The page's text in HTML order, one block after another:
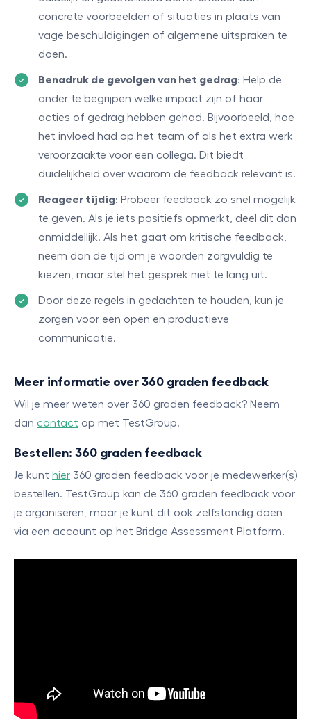
concrete voorbeelden of situaties in plaats van
vage beschuldigingen of algemene uitspraken te
doen.
Benadruk de gevolgen van het gedrag: Help de
ander te begrijpen welke impact zijn of haar
acties of gedrag hebben gehad. Bijvoorbeeld, hoe
het invloed had op het team of als het extra werk
veroorzaakte voor een collega. Dit biedt
duidelijkheid over waarom de feedback relevant is.
Reageer tijdig: Probeer feedback zo snel mogelijk
te geven. Als je iets positiefs opmerkt, deel dit dan
onmiddellijk. Als het gaat om kritische feedback,
neem dan de tijd om je woorden zorgvuldig te
kiezen, maar stel het gesprek niet te lang uit.
Door deze regels in gedachten te houden, kun je
zorgen voor een open en productieve
communicatie.
Meer informatie over 360 graden feedback
Wil je meer weten over 360 graden feedback? Neem
dan contact op met TestGroup.
Bestellen: 360 graden feedback
Je kunt hier 360 graden feedback voor je medewerker(s)
bestellen. TestGroup kan de 360 graden feedback voor
je organiseren, maar je kunt dit ook zelfstandig doen
via een account op het Bridge Assessment Platform.